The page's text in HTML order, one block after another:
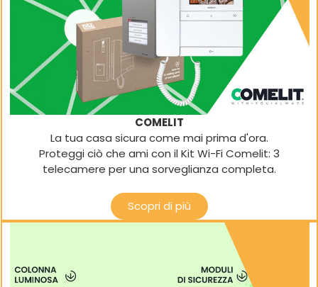
COMELIT
La tua casa sicura come mai prima d'ora.
Proteggi ciò che ami con il Kit Wi-Fi Comelit: 3
telecamere per una sorveglianza completa.
Scopri di più